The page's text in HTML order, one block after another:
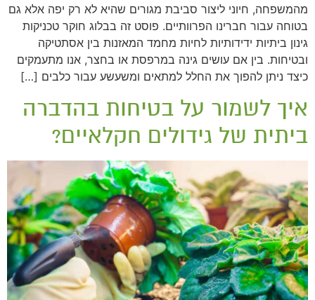
מהמשפחה, חיוני ליצור סביבת מגורים שהיא לא רק יפה אלא גם
בטוחה עבור חברינו הפרוותיים. פוסט זה בבלוג חוקר טכניקות
גינון ביתיות ידידותיות לחיות מחמד המאזנות בין אסתטיקה
ובטיחות. בין אם עושים גינה במרפסת או בחצר, אנו מתעמקים
כיצד ניתן להפוך את החלל למתאים ומשעשע עבור כלבים […]
איך לשמור על בטיחות בהדברה
ביתית של גידולים חקלאיים?